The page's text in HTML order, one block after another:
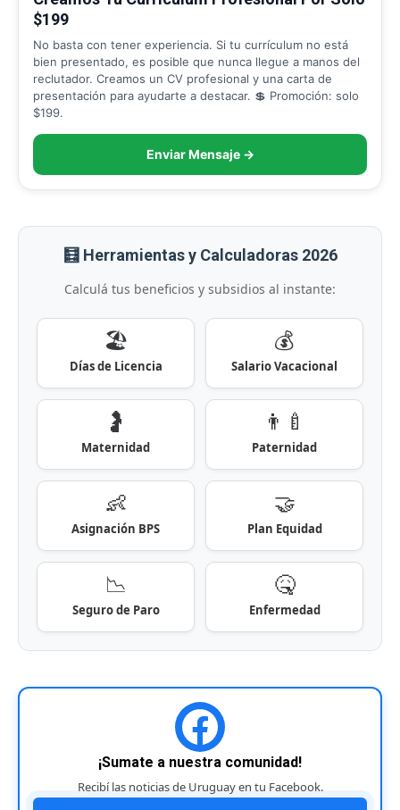
$199
No basta con tener experiencia. Si tu currículum no está
bien presentado, es posible que nunca llegue a manos del
reclutador. Creamos un CV profesional y una carta de
presentación para ayudarte a destacar. 💲 Promoción: solo
$199.
Enviar Mensaje →
🧮 Herramientas y Calculadoras 2026
Calculá tus beneficios y subsidios al instante:
🏖️
Días de Licencia
💰
Salario Vacacional
🤰
Maternidad
👨‍🍼
Paternidad
👶
Asignación BPS
🤝
Plan Equidad
📉
Seguro de Paro
🤒
Enfermedad
¡Sumate a nuestra comunidad!
Recibí las noticias de Uruguay en tu Facebook.